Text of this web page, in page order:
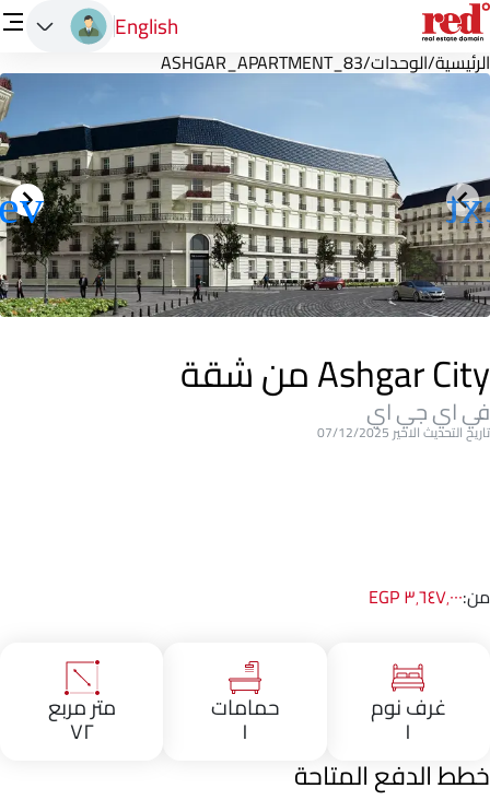
English
الرئيسية/الوحدات/
ASHGAR_APARTMENT_83
Ashgar City من شقة
في اي جي اي
تاريخ التحديث الاخير 07/12/2025
من:٣٬٦٤٧٬٠٠٠ EGP
غرف نوم
١
حمامات
١
متر مربع
٧٢
خطط الدفع المتاحة